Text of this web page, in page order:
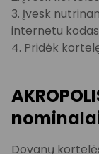
3. Įvesk
internetu
4. Pridėk
Dovanų